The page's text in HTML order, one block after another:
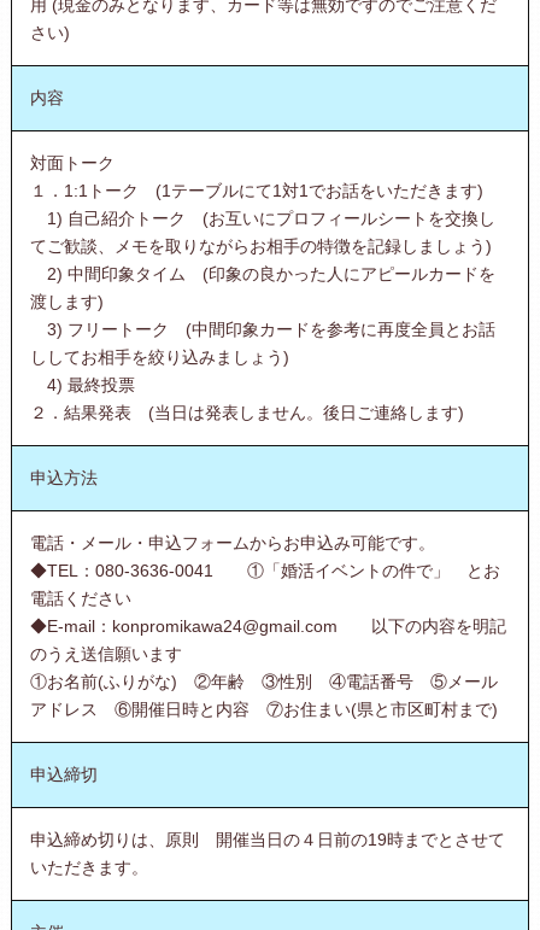
用 (現金のみとなります、カード等は無効ですのでご注意くだ
さい)
内容
対面トーク
１．1:1トーク (1テーブルにて1対1でお話をいただきます)
1) 自己紹介トーク (お互いにプロフィールシートを交換し
てご歓談、メモを取りながらお相手の特徴を記録しましょう)
2) 中間印象タイム (印象の良かった人にアピールカードを
渡します)
3) フリートーク (中間印象カードを参考に再度全員とお話
ししてお相手を絞り込みましょう)
4) 最終投票
２．結果発表 (当日は発表しません。後日ご連絡します)
申込方法
電話・メール・申込フォームからお申込み可能です。
◆TEL：080-3636-0041 ①「婚活イベントの件で」 とお
電話ください
◆E-mail：konpromikawa24@gmail.com 以下の内容を明記
のうえ送信願います
①お名前(ふりがな) ②年齢 ③性別 ④電話番号 ⑤メール
アドレス ⑥開催日時と内容 ⑦お住まい(県と市区町村まで)
申込締切
申込締め切りは、原則 開催当日の４日前の19時までとさせて
いただきます。